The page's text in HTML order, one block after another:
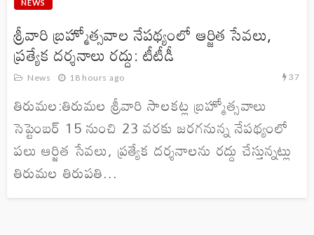
NEWS
శ్రీవారి బ్రహ్మోత్సవాల నేపథ్యంలో ఆర్జిత సేవలు,
ప్రత్యేక దర్శనాలు రద్దు: టీటీడీ
News 18 hours ago 37
తిరుమల:తిరుమల శ్రీవారి సాలకట్ల బ్రహ్మోత్సవాలు
సెప్టెంబర్‌ 15 నుంచి 23 వరకు జరగనున్న నేపథ్యంలో
పలు ఆర్జిత సేవలు, ప్రత్యేక దర్శనాలను రద్దు చేస్తున్నట్లు
తిరుమల తిరుపతి...